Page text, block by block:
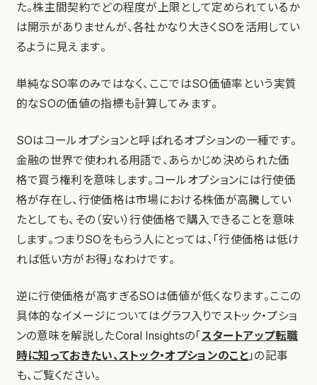
た。株主間契約でどの程度が上限として定められているか
は開示がありませんが、各社かなり大きくSOを活用してい
るように見えます。
単純なSO率のみではなく、ここではSO価値率という実質
的なSOの価値の指標も計算してみます。
SOはコールオプションと呼ばれるオプションの一種です。
金融の世界で使われる用語で、あらかじめ決められた価
格で買う権利を意味します。コールオプションには行使価
格が存在し、行使価格は市場における株価が高騰してい
たとしても、その（安い）行使価格で購入できることを意味
します。つまりSOをもらう人にとっては、「行使価格は低け
れば低い方がお得」なわけです。
逆に行使価格が高すぎるSOは価値が低くなります。ここの
具体的なイメージについてはグラフ入りでストック・プショ
ンの意味を解説したCoral Insightsの「スタートアップ転職
時に知っておきたい、ストック・オプションのこと」の記事
も、ご覧ください。